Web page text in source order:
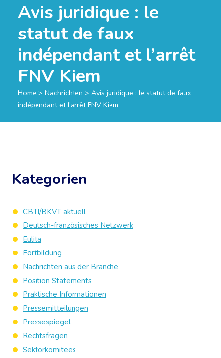
Avis juridique : le
statut de faux
indépendant et l’arrêt
FNV Kiem
Home > Nachrichten > Avis juridique : le statut de faux
indépendant et l’arrêt FNV Kiem
Kategorien
CBTI/BKVT aktuell
Deutsch-französisches Netzwerk
Eulita
Fortbildung
Nachrichten aus der Branche
Position Statements
Praktische Informationen
Pressemitteilungen
Pressespiegel
Rechtsfragen
Sektorkomitees